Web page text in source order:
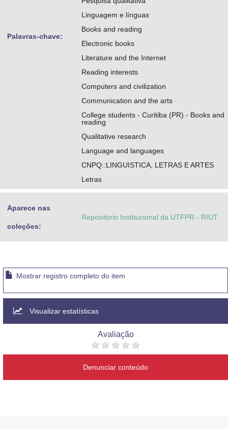
Palavras-chave:
Linguagem e línguas
Books and reading
Electronic books
Literature and the Internet
Reading interests
Computers and civilization
Communication and the arts
College students - Curitiba (PR) - Books and
reading
Qualitative research
Language and languages
CNPQ::LINGUISTICA, LETRAS E ARTES
Letras
Aparece nas
coleções:
Repositorio Institucional da UTFPR - RIUT
Mostrar registro completo do item
Visualizar estatísticas
Avaliação
Denunciar conteúdo